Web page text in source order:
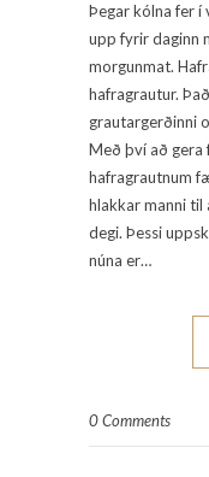
Þegar kólna fer í
upp fyrir daginn
morgunmat.
hafragrautur.
grautargerðinni
Með því að
hafragrautnum
hlakkar manni
degi. Þessi
núna er…
0 Comments